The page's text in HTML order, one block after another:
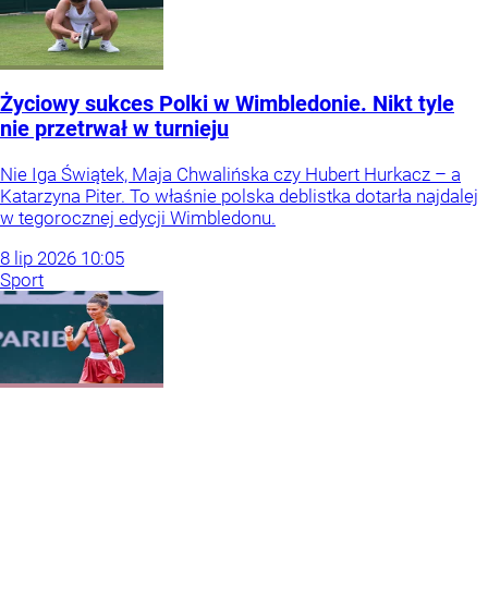
Życiowy sukces Polki w Wimbledonie. Nikt tyle
nie przetrwał w turnieju
Nie Iga Świątek, Maja Chwalińska czy Hubert Hurkacz – a
Katarzyna Piter. To właśnie polska deblistka dotarła najdalej
w tegorocznej edycji Wimbledonu.
8 lip 2026 10:05
Sport